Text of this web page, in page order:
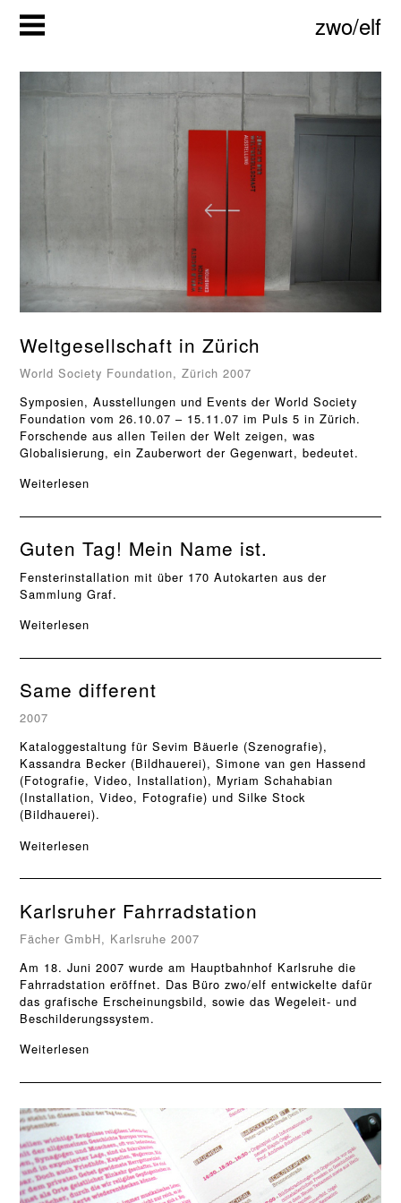
Zum
Inhalt
zwo/elf
Weltgesellschaft in Zürich
World Society Foundation, Zürich 2007
Symposien, Ausstellungen und Events der World Society
Foundation vom 26.10.07 – 15.11.07 im Puls 5 in Zürich.
Forschende aus allen Teilen der Welt zeigen, was
Globalisierung, ein Zauberwort der Gegenwart, bedeutet.
Weiterlesen
Guten Tag! Mein Name ist.
Fensterinstallation mit über 170 Autokarten aus der
Sammlung Graf.
Weiterlesen
Same different
2007
Kataloggestaltung für Sevim Bäuerle (Szenografie),
Kassandra Becker (Bildhauerei), Simone van gen Hassend
(Fotografie, Video, Installation), Myriam Schahabian
(Installation, Video, Fotografie) und Silke Stock
(Bildhauerei).
Weiterlesen
Karlsruher Fahrradstation
Fächer GmbH, Karlsruhe 2007
Am 18. Juni 2007 wurde am Hauptbahnhof Karlsruhe die
Fahrradstation eröffnet. Das Büro zwo/elf entwickelte dafür
das grafische Erscheinungsbild, sowie das Wegeleit- und
Beschilderungssystem.
Weiterlesen